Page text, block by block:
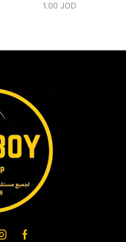
1.00 JOD